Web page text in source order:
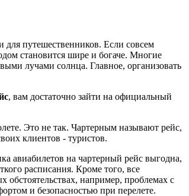
для путешественников. Если совсем
становится шире и богаче. Многие
лучами солнца. Главное, организовать
, вам достаточно зайти на официальный
Это не так. Чартерным называют рейс,
клиентов - туристов.
авиабилетов на чартерный рейс выгодна,
расписания. Кроме того, все
например, проблемах с
и безопасностью при перелете.